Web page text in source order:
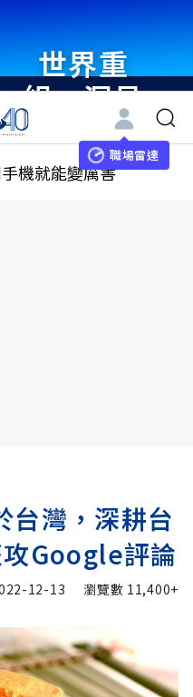
世界重
組・洞見
未來 與
世界領袖
職場雷達
機就能變厲害
台灣，深耕台
Google評論
12-13 瀏覽數 11,400+